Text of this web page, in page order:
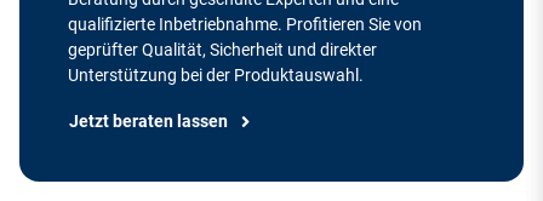
qualifizierte Inbetriebnahme. Profitieren Sie von
geprüfter Qualität, Sicherheit und direkter
Unterstützung bei der Produktauswahl.
Jetzt beraten lassen